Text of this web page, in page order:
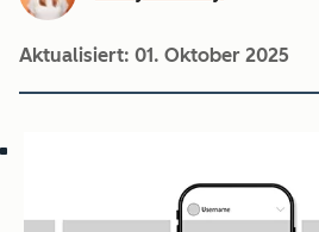
Aktualisiert: 01. Oktober 2025